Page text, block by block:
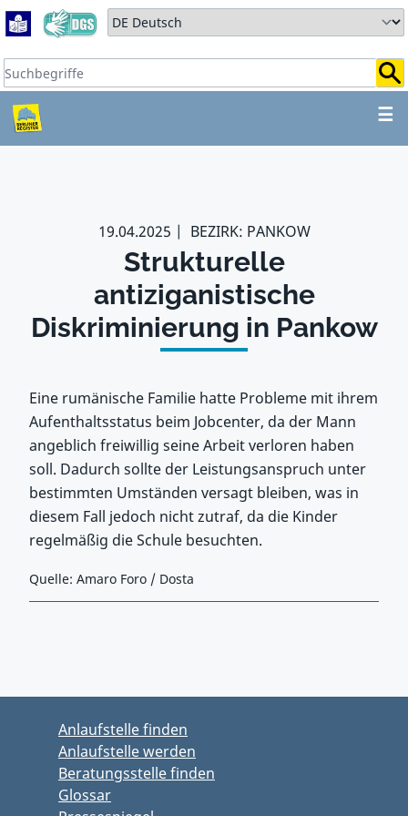
Zum Hauptbereich springen
Zum Hauptmenü springen
Sprache auswählen:
Suchbegriffe:
☰
ZUM HAUPTBEREICH
19.04.2025 BEZIRK: PANKOW
Strukturelle
antiziganistische
Diskriminierung in Pankow
Eine rumänische Familie hatte Probleme mit ihrem
Aufenthaltsstatus beim Jobcenter, da der Mann
angeblich freiwillig seine Arbeit verloren haben
soll. Dadurch sollte der Leistungsanspruch unter
bestimmten Umständen versagt bleiben, was in
diesem Fall jedoch nicht zutraf, da die Kinder
regelmäßig die Schule besuchten.
Quelle: Amaro Foro / Dosta
Anlaufstelle finden
Anlaufstelle werden
Beratungsstelle finden
Glossar